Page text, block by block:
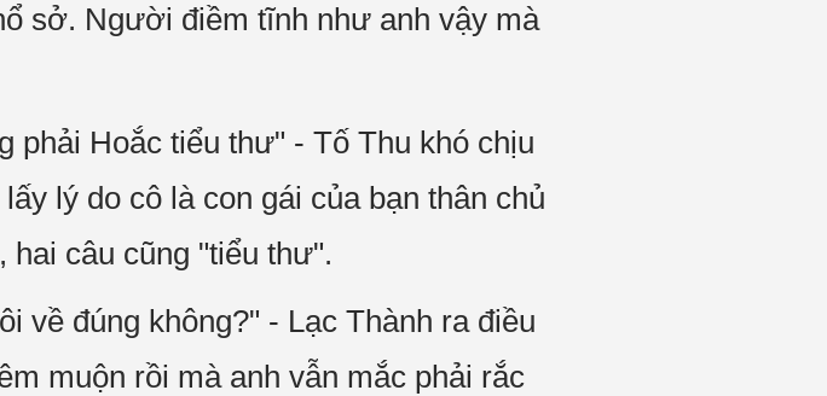
sở. Người điềm tĩnh như anh vậy mà
phải Hoắc tiểu thư" - Tố Thu khó chịu
lý do cô là con gái của bạn thân chủ
hai câu cũng "tiểu thư".
về đúng không?" - Lạc Thành ra điều
muộn rồi mà anh vẫn mắc phải rắc